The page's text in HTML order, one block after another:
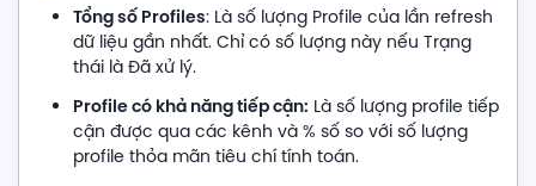
Tổng số Profiles: Là số lượng Profile của lần refresh
dữ liệu gần nhất. Chỉ có số lượng này nếu Trạng
thái là Đã xử lý.
Profile có khả năng tiếp cận: Là số lượng profile tiếp
cận được qua các kênh và % số so với số lượng
profile thỏa mãn tiêu chí tính toán.